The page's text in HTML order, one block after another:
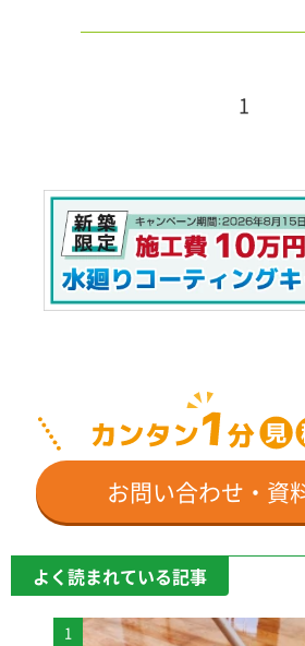
1
お問い合わせ・
よく読まれている記事
1